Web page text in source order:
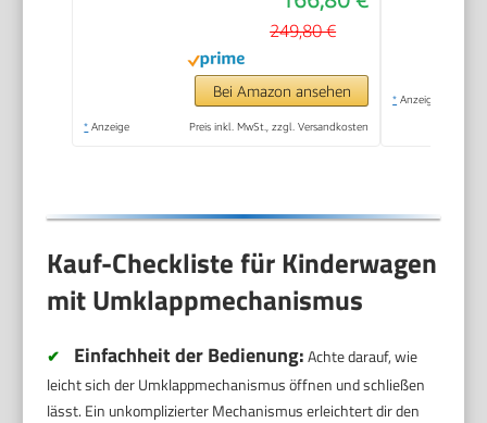
Gummireifen
Wickeltasche
Regenschutz
Kindertisch ECE R129,
249,80 €
Bei Amazon ansehen
* Anzeige Preis inkl. MwSt., zzgl. Versandkosten
* Anzeige
Kauf-Checkliste für Kinderwagen
mit Umklappmechanismus
✔ Einfachheit der Bedienung:Achte darauf, wie
leicht sich der Umklappmechanismus öffnen und schließen
lässt. Ein unkomplizierter Mechanismus erleichtert dir den